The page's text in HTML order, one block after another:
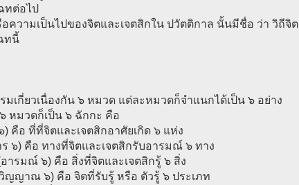
ทต่อไป
ความเป็นไปของจิตและเจตสิกใน ปวัตติกาล นั้นมีชื่อ ว่า วิถีจิต
ทนี้
เกี่ยวเนื่องกัน ๖ หมวด แต่ละหมวดก็จำแนกได้เป็น ๖ อย่าง
หมวดก็เป็น ๖ ฉักกะ คือ
คือ ที่ที่จิตและเจตสิกอาศัยเกิด ๖ แห่ง
๖) คือ ทางที่จิตและเจตสิกรับอารมณ์ ๖ ทาง
รมณ์ ๖) คือ สิ่งที่จิตและเจตสิกรู้ ๖ สิ่ง
ญาณ ๖) คือ จิตที่รับรู้ หรือ ตัวรู้ ๖ ประเภท